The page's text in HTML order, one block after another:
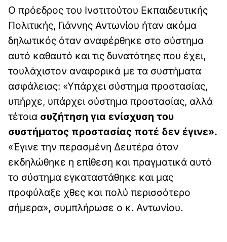
Ο πρόεδρος του Ινστιτούτου Εκπαιδευτικής
Πολιτικής, Γιάννης Αντωνίου ήταν ακόμα
δηλωτικός όταν αναφέρθηκε στο σύστημα
αυτό καθαυτό και τις δυνατότηες που έχει,
τουλάχιστον αναφορικά με τα συστήματα
ασφάλειας: «Υπάρχει σύστημα προστασίας,
υπήρχε, υπάρχει σύστημα προστασίας, αλλά
τέτοια συζήτηση για ενίσχυση του
συστήματος προστασίας ποτέ δεν έγινε».
«Έγινε την περασμένη Δευτέρα όταν
εκδηλώθηκε η επίθεση και πραγματικά αυτό
το σύστημα εγκαταστάθηκε και μας
προφύλαξε χθες και πολύ περισσότερο
σήμερα», συμπλήρωσε ο κ. Αντωνίου.